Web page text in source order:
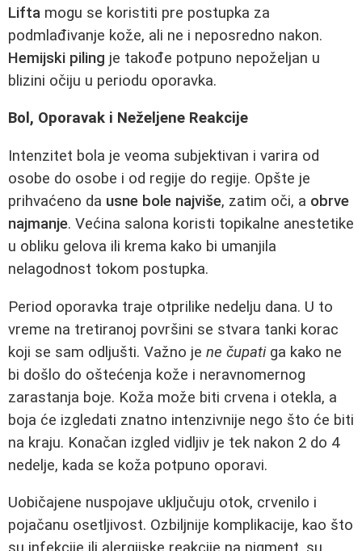
Lifta mogu se koristiti pre postupka za
podmlađivanje kože, ali ne i neposredno nakon.
Hemijski piling je takođe potpuno nepoželjan u
blizini očiju u periodu oporavka.
Bol, Oporavak i Neželjene Reakcije
Intenzitet bola je veoma subjektivan i varira od
osobe do osobe i od regije do regije. Opšte je
prihvaćeno da usne bole najviše, zatim oči, a obrve
najmanje. Većina salona koristi topikalne anestetike
u obliku gelova ili krema kako bi umanjila
nelagodnost tokom postupka.
Period oporavka traje otprilike nedelju dana. U to
vreme na tretiranoj površini se stvara tanki korac
koji se sam odljušti. Važno je ne čupatiga kako ne
bi došlo do oštećenja kože i neravnomernog
zarastanja boje. Koža može biti crvena i otekla, a
boja će izgledati znatno intenzivnije nego što će biti
na kraju. Konačan izgled vidljiv je tek nakon 2 do 4
nedelje, kada se koža potpuno oporavi.
Uobičajene nuspojave uključuju otok, crvenilo i
pojačanu osetljivost. Ozbiljnije komplikacije, kao što